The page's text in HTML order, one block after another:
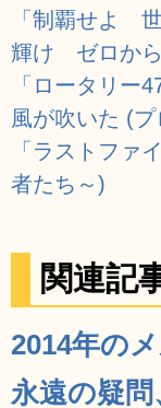
「制覇せよ
輝け ゼロから
「ロータリ
風が吹いた (
「ラストフ
者たち～)
関連記
2014年の
永遠の疑